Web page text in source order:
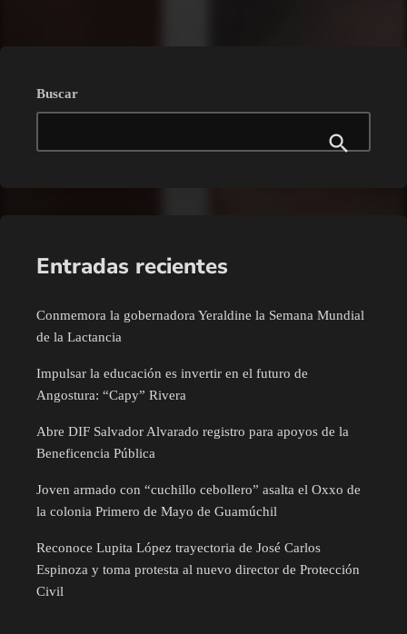
Buscar
Entradas recientes
Conmemora la gobernadora Yeraldine la Semana Mundial
de la Lactancia
Impulsar la educación es invertir en el futuro de
Angostura: “Capy” Rivera
Abre DIF Salvador Alvarado registro para apoyos de la
Beneficencia Pública
Joven armado con “cuchillo cebollero” asalta el Oxxo de
la colonia Primero de Mayo de Guamúchil
Reconoce Lupita López trayectoria de José Carlos
Espinoza y toma protesta al nuevo director de Protección
Civil